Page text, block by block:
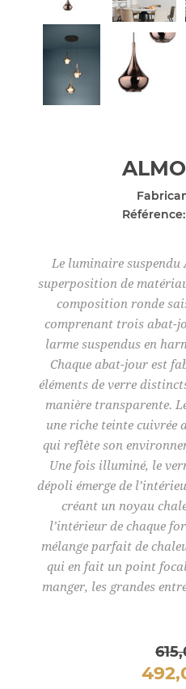
Référence:
Le luminaire suspendu
superposition de
composition ronde
comprenant trois abat-
larme suspendus en
Chaque abat-jour est
éléments de verre
manière transparente.
une riche teinte
qui reflète son
Une fois illuminé, le
dépoli émerge de
créant un noyau
l’intérieur de chaque
mélange parfait de
qui en fait un point
manger, les grandes